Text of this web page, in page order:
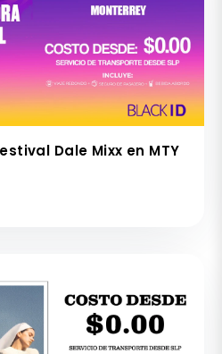
Dale Mixx en MTY